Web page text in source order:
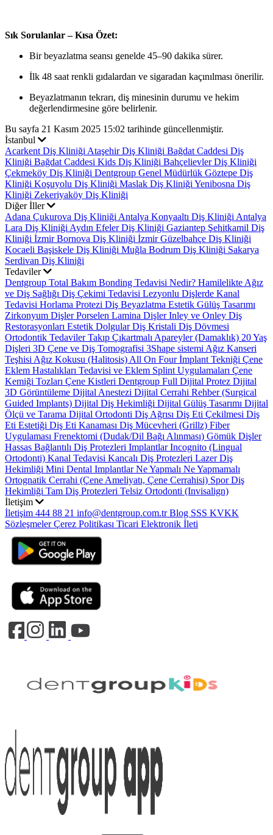
Sık Sorulanlar – Kısa Özet:
Bir beyazlatma seansı genelde 45–90 dakika sürer.
İlk 48 saat renkli gıdalardan ve sigaradan kaçınılması önerilir.
Beyazlatmanın tekrarı, diş minesinin durumu ve hekim
değerlendirmesine göre belirlenir.
Bu sayfa 21 Kasım 2025 15:02 tarihinde güncellenmiştir.
İstanbul
Acarkent Diş Kliniği Ataşehir Diş Kliniği Bağdat Caddesi Diş
Kliniği Bağdat Caddesi Kids Diş Kliniği Bahçelievler Diş Kliniği
Çekmeköy Diş Kliniği Dentgroup Genel Müdürlük Göztepe Diş
Kliniği Koşuyolu Diş Kliniği Maslak Diş Kliniği Yenibosna Diş
Kliniği Zekeriyaköy Diş Kliniği
Diğer İller
Adana Çukurova Diş Kliniği Antalya Konyaaltı Diş Kliniği Antalya
Lara Diş Kliniği Aydın Efeler Diş Kliniği Gaziantep Şehitkamil Diş
Kliniği İzmir Bornova Diş Kliniği İzmir Güzelbahçe Diş Kliniği
Kocaeli Başiskele Diş Kliniği Muğla Bodrum Diş Kliniği Sakarya
Serdivan Diş Kliniği
Tedaviler
Dentgroup Total Bakım Bonding Tedavisi Nedir? Hamilelikte Ağız
ve Diş Sağlığı Diş Çekimi Tedavisi Lezyonlu Dişlerde Kanal
Tedavisi Horlama Protezi Diş Beyazlatma Estetik Gülüş Tasarımı
Zirkonyum DişlerPorselen Lamina DişlerInley ve Onley Diş
Restorasyonları Estetik DolgularDiş Kristali Diş Dövmesi
Ortodontik TedavilerTakıp Çıkartmalı Apareyler (Damaklık) 20 Yaş
Dişleri 3D Çene ve Diş Tomografisi 3Shape sistemi Ağız Kanseri
Teşhisi Ağız Kokusu (Halitosis) All On Four İmplant Tekniği Çene
Eklem Hastalıkları Tedavisi ve Eklem Splint Uygulamaları Çene
Kemiği Tozları Çene Kistleri Dentgroup Full Dijital Protez Dijital
3D Görüntüleme Dijital Anestezi Dijital Cerrahi Rehber (Surgical
Guided Implants) Dijital Diş Hekimliği Dijital Gülüş Tasarımı Dijital
Ölçü ve Tarama Dijital Ortodonti Diş Ağrısı Diş Eti Çekilmesi Diş
Eti Estetiği Diş Eti Kanaması Diş Mücevheri (Grillz) Fiber
Uygulaması Frenektomi (Dudak/Dil Bağı Alınması) Gömük Dişler
Hassas Bağlantılı Diş Protezleri ImplantlarIncognito (Lingual
Ortodonti) Kanal Tedavisi Kancalı Diş Protezleri Lazer Diş
Hekimliği Mini Dental ImplantlarNe Yapmalı Ne Yapmamalı
Ortognatik Cerrahi (Çene Ameliyatı, Çene Cerrahisi) Spor Diş
Hekimliği Tam Diş Protezleri Telsiz Ortodonti (Invisalign)
İletişim
İletişim 444 88 21 info@dentgroup.com.tr Blog SSS KVKK
SözleşmelerÇerez Politikası Ticari Elektronik İleti